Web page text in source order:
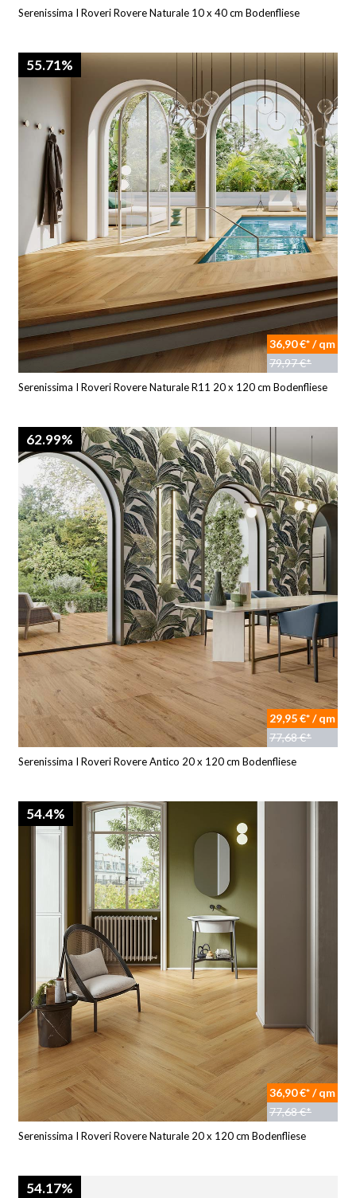
Serenissima I Roveri Rovere Naturale 10 x 40 cm Bodenfliese
55.71%
36,90 €* / qm
79,97 €*
Serenissima I Roveri Rovere Naturale R11 20 x 120 cm Bodenfliese
62.99%
29,95 €* / qm
77,68 €*
Serenissima I Roveri Rovere Antico 20 x 120 cm Bodenfliese
54.4%
36,90 €* / qm
77,68 €*
Serenissima I Roveri Rovere Naturale 20 x 120 cm Bodenfliese
54.17%